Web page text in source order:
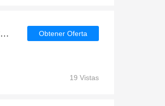
Obtenga un 50% de descuento adicional en su próximo pedido | fin en breve Obtener Oferta
19 Vistas